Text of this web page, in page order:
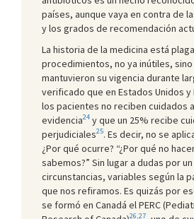
países, aunque vaya en contra de
y los grados de recomendación
La historia de la medicina está
procedimientos, no ya inútiles,
mantuvieron su vigencia durante
verificado que en Estados Unidos y
los pacientes no reciben cuidados
evidencia24 y que un 25% recibe
perjudiciales25. Es decir, no se
¿Por qué ocurre? “¿Por qué no
sabemos?” Sin lugar a dudas por
circunstancias, variables según la
que nos refiramos. Es quizás por
se formó en Canadá el PERC
26,27